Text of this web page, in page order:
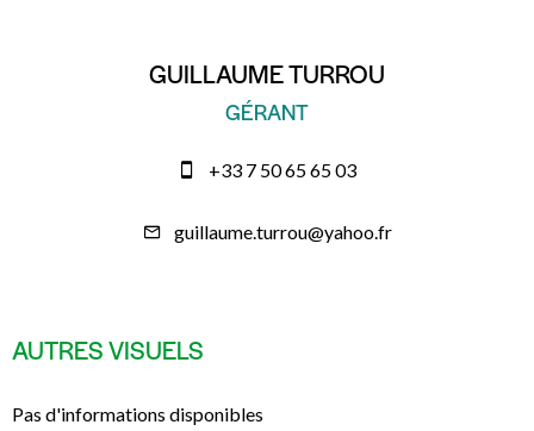
GUILLAUME TURROU
GÉRANT
+33 7 50 65 65 03
guillaume.turrou@yahoo.fr
AUTRES VISUELS
Pas d'informations disponibles